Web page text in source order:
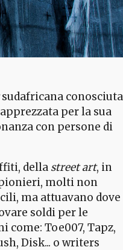
sudafricana conosciuta
per la sua
con persone di
della street art, in
molti non
ma attuavano dove
soldi per le
come: Toe007, Tapz,
Disk... o writers